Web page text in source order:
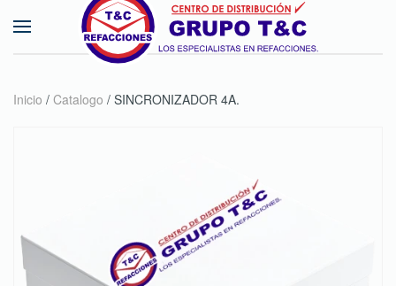
Skip to main content
Inicio / Catalogo / SINCRONIZADOR 4A.